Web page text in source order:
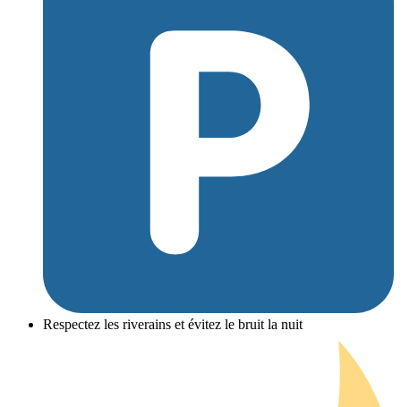
Respectez les riverains et évitez le bruit la nuit